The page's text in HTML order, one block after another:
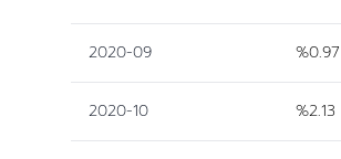
2020-09 %0.97
2020-10 %2.13